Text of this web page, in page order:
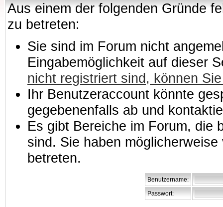
Aus einem der folgenden Gründe
zu betreten:
Sie sind im Forum nicht
Eingabemöglichkeit auf dieser
nicht registriert sind, können
Ihr Benutzeraccount könnte
gegebenenfalls ab und
Es gibt Bereiche im Forum, die
sind. Sie haben
betreten.
Benutzername:
Passwort: